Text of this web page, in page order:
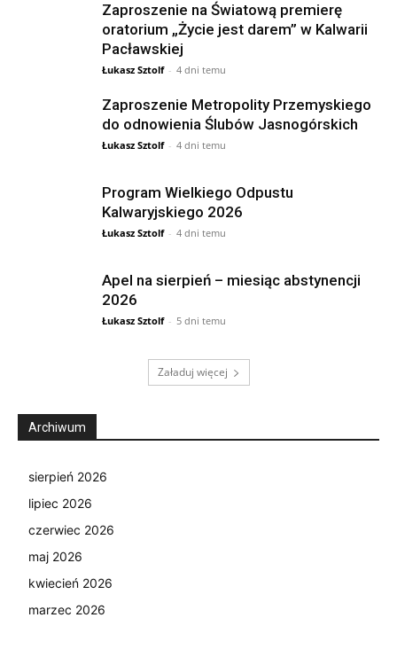
Zaproszenie na Światową premierę
oratorium „Życie jest darem” w Kalwarii
Pacławskiej
Łukasz Sztolf - 4 dni temu
Zaproszenie Metropolity Przemyskiego
do odnowienia Ślubów Jasnogórskich
Łukasz Sztolf - 4 dni temu
Program Wielkiego Odpustu
Kalwaryjskiego 2026
Łukasz Sztolf - 4 dni temu
Apel na sierpień – miesiąc abstynencji
2026
Łukasz Sztolf - 5 dni temu
Załaduj więcej
Archiwum
sierpień 2026
lipiec 2026
czerwiec 2026
maj 2026
kwiecień 2026
marzec 2026